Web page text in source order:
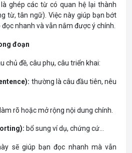
ghép các từ có quan hệ lại thành
từ, tân ngữ). Việc này giúp bạn bớt
nhanh và vẫn nắm được ý chính.
đoạn
chủ đề, câu phụ, câu triển khai:
thường là câu đầu tiên, nêu
làm rõ hoặc mở rộng nội dung chính.
bổ sung ví dụ, chứng cứ…
sẽ giúp bạn đọc nhanh mà vẫn